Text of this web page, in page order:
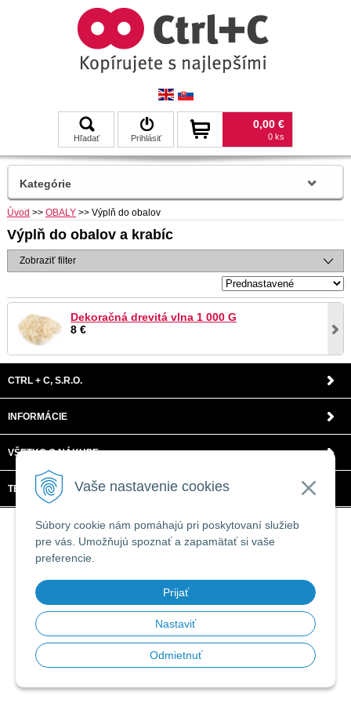
Vaše nastavenie cookies
Súbory cookie nám pomáhajú pri poskytovaní služieb
pre vás. Umožňujú spoznať a zapamätať si vaše
preferencie.
Prijať
Nastaviť
Odmietnuť
Hľadať Prihlásiť
0,00 €
0 ks
Úvod >> OBALY >> Výplň do obalov
Výplň do obalov a krabíc
Zobraziť filter
Dekoračná drevitá vlna 1 000 G
8 €
Kategórie
CTRL + C, S.R.O.
INFORMÁCIE
VŠETKO O NÁKUPE
TECHNICKÉ ŠPECIFIKÁCIE
WEBYGROUP